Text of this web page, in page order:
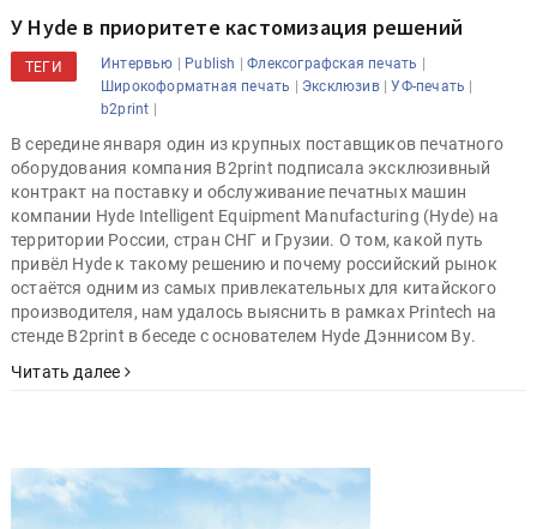
У Hyde в приоритете кастомизация решений
ТЕГИ Интервью | Publish |Флексографская печать |
Широкоформатная печать | Эксклюзив|УФ-печать |
b2print |
В середине января один из крупных поставщиков печатного
оборудования компания B2print подписала эксклюзивный
контракт на поставку и обслуживание печатных машин
компании Hyde Intelligent Equipment Manufacturing (Hyde) на
территории России, стран СНГ и Грузии. О том, какой путь
привёл Hyde к такому решению и почему российский рынок
остаётся одним из самых привлекательных для китайского
производителя, нам удалось выяснить в рамках Printech на
стенде B2print в беседе с основателем Hyde Дэннисом Ву.
Читать далее